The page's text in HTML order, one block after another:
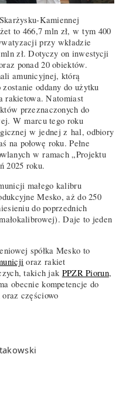
Kamiennej
to 466,7 mln zł, w tym 400
przy wkładzie
zł. Dotyczy on inwestycji
ponad 20 obiektów.
amunicyjnej, którą
zostanie oddany do użytku
rakietowa. Natomiast
przeznaczonych do
W marcu tego roku
w jednej z hal, odbiory
na połowę roku. Pełne
w ramach „Projektu
2025 roku.
małego kalibru
Mesko, aż do 250
do poprzednich
Daje to jeden
spółka Mesko to
oraz rakiet
takich jak PPZR Piorun,
obecnie kompetencje do
częściowo